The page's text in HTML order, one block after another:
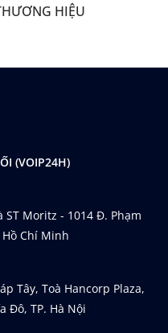
HIỆU
(VOIP24H)
ST Moritz - 1014 Đ. Phạm
Chí Minh
Tây, Toà Hancorp Plaza,
Đô, TP. Hà Nội